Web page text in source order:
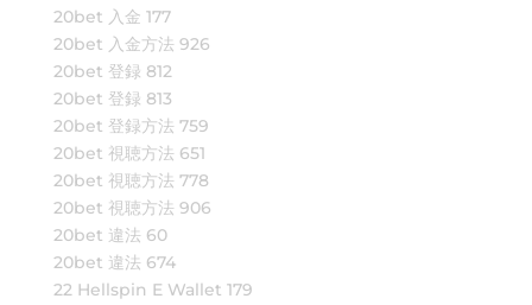
20bet 入金 177
20bet 入金方法 926
20bet 登録 812
20bet 登録 813
20bet 登録方法 759
20bet 視聴方法 651
20bet 視聴方法 778
20bet 視聴方法 906
20bet 違法 60
20bet 違法 674
22 Hellspin E Wallet 179